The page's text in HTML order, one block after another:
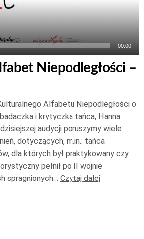
00:00
Niepodległości –
Alfabetu Niepodległości o
i krytyczka tańca, Hanna
audycji poruszymy wiele
dotyczących, m.in.: tańca
dla których był praktykowany czy
pełnił po II wojnie
spragnionych… Czytaj dalej